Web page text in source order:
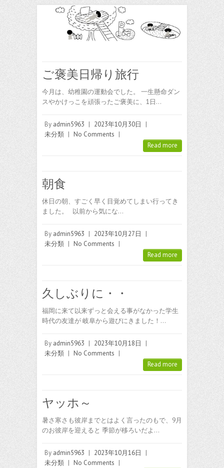
ご褒美日帰り旅行
今月は、幼稚園の運動会でした。 一生懸命ダン
スやかけっこを頑張ったご褒美に、1日…
By admin5963 | 2023年10月30日
|
未分類 | No Comments |
Read more
朝食
休日の朝、すごく早く目覚めてしまい行ってき
ました。 以前から気にな…
By admin5963 | 2023年10月27日
|
未分類 | No Comments |
Read more
久しぶりに・・
福岡に来て以来ずっと会える事がなかった学生
時代の友達が 岐阜から遊びにきました！…
By admin5963 | 2023年10月18日
|
未分類 | No Comments |
Read more
ヤッホ～
暑さ寒さも彼岸までとはよく言ったのもで、9月
のお彼岸を迎えると 季節が移ろいだよ…
By admin5963 | 2023年10月16日
|
未分類 | No Comments |